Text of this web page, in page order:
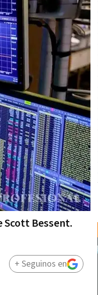
Scott Bessent.
+ Seguinos en